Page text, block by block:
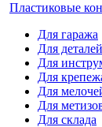
Пластиковые
Для гаража
Для деталей
Для
Для
Для
Для
Для склада